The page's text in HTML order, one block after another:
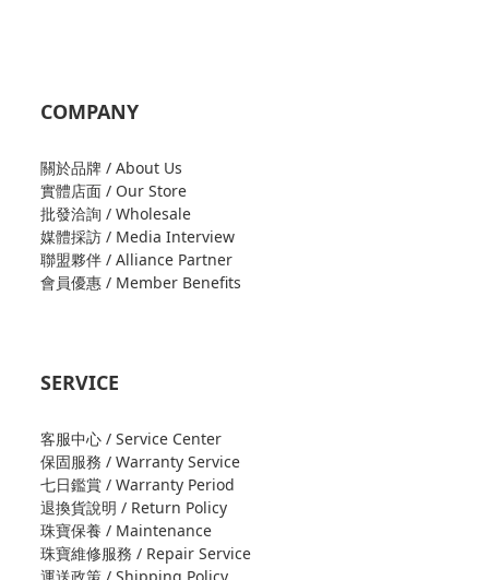
COMPANY
關於品牌 / About Us
實體店面 / Our Store
批發洽詢 / Wholesale
媒體採訪 / Media Interview
聯盟夥伴 / Alliance Partner
會員優惠 / Member Benefits
SERVICE
客服中心 / Service Center
保固服務 / Warranty Service
七日鑑賞 / Warranty Period
退換貨說明 / Return Policy
珠寶保養 / Maintenance
珠寶維修服務 / Repair Service